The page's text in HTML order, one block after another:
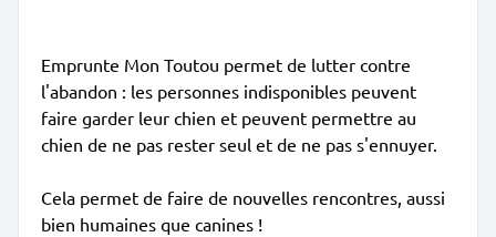
Emprunte Mon Toutou permet de lutter contre
l'abandon : les personnes indisponibles peuvent
faire garder leur chien et peuvent permettre au
chien de ne pas rester seul et de ne pas s'ennuyer.
Cela permet de faire de nouvelles rencontres, aussi
bien humaines que canines !